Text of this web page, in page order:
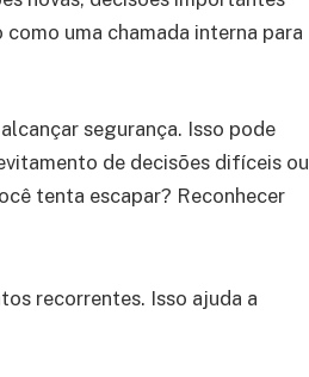
uma chamada interna para
segurança. Isso pode
de decisões difíceis ou
tenta escapar? Reconhecer
recorrentes. Isso ajuda a